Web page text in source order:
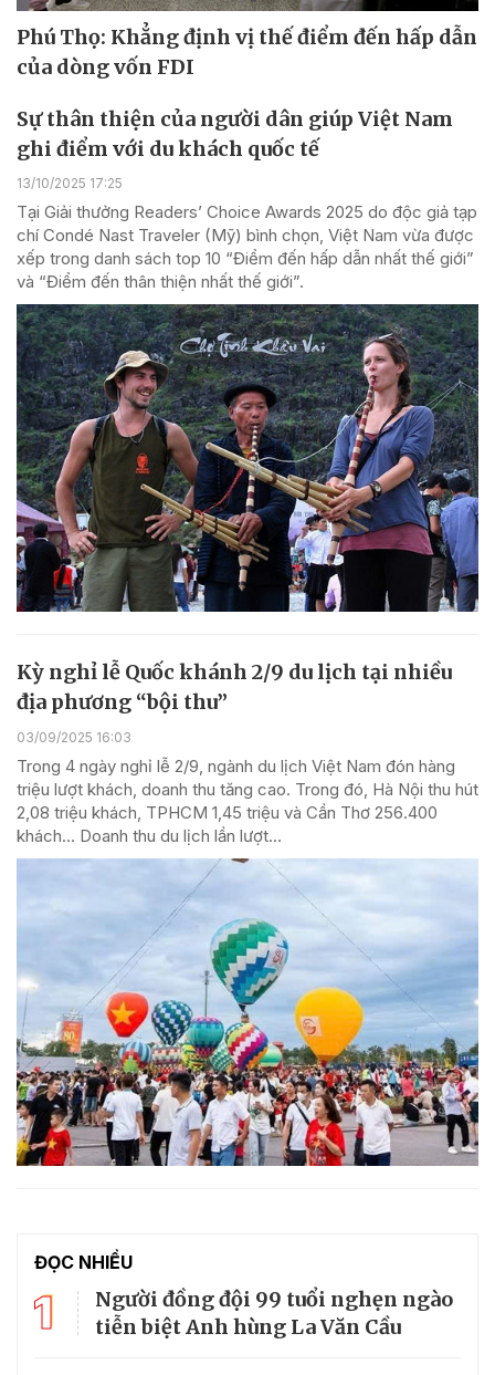
Phú Thọ: Khẳng định vị thế điểm đến hấp dẫn
của dòng vốn FDI
Sự thân thiện của người dân giúp Việt Nam
ghi điểm với du khách quốc tế
13/10/2025 17:25
Tại Giải thưởng Readers’ Choice Awards 2025 do độc giả tạp
chí Condé Nast Traveler (Mỹ) bình chọn, Việt Nam vừa được
xếp trong danh sách top 10 “Điểm đến hấp dẫn nhất thế giới”
và “Điểm đến thân thiện nhất thế giới”.
Kỳ nghỉ lễ Quốc khánh 2/9 du lịch tại nhiều
địa phương “bội thu”
03/09/2025 16:03
Trong 4 ngày nghỉ lễ 2/9, ngành du lịch Việt Nam đón hàng
triệu lượt khách, doanh thu tăng cao. Trong đó, Hà Nội thu hút
2,08 triệu khách, TPHCM 1,45 triệu và Cần Thơ 256.400
khách... Doanh thu du lịch lần lượt...
ĐỌC NHIỀU
1
Người đồng đội 99 tuổi nghẹn ngào
tiễn biệt Anh hùng La Văn Cầu